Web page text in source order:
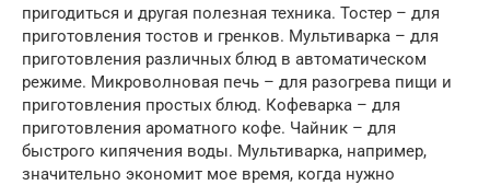
пригодиться и другая полезная техника. Тостер – для
приготовления тостов и гренков. Мультиварка – для
приготовления различных блюд в автоматическом
режиме. Микроволновая печь – для разогрева пищи и
приготовления простых блюд. Кофеварка – для
приготовления ароматного кофе. Чайник – для
быстрого кипячения воды. Мультиварка, например,
значительно экономит мое время, когда нужно